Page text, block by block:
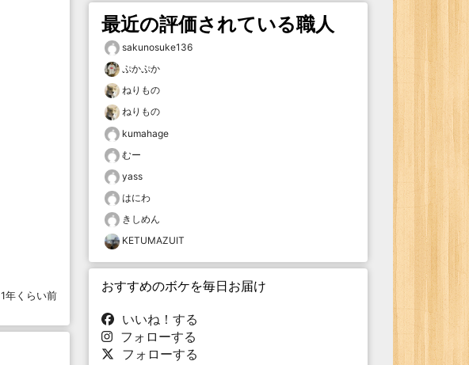
1年くらい前
最近の評価されている職人
sakunosuke136
ぷかぷか
ねりもの
ねりもの
kumahage
むー
yass
はにわ
きしめん
KETUMAZUIT
おすすめのボケを毎日お届け
いいね！する
フォローする
フォローする